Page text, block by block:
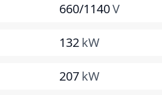
660/1140V
132kW
207kW